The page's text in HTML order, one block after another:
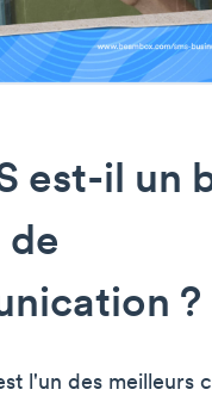
est-il un
de
?
l'un des meilleurs